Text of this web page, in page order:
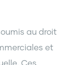
au droit
et
Ces